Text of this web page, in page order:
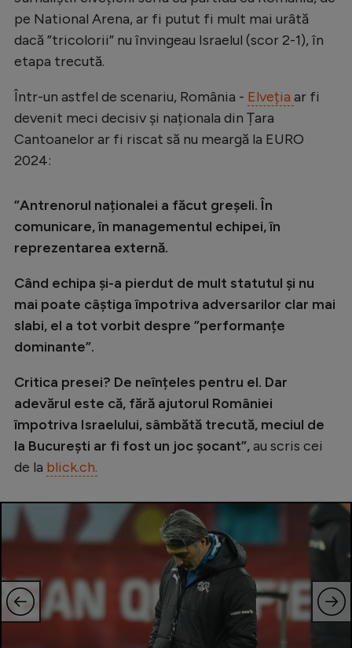
Alte sporturi
JO 2024
JO 2026
pe National Arena, ar fi putut fi mult mai urâtă
dacă ”tricolorii” nu învingeau Israelul (scor 2-1), în
etapa trecută.
Într-un astfel de scenariu, România - Elveția ar fi
devenit meci decisiv și naționala din Țara
Cantoanelor ar fi riscat să nu meargă la EURO
2024:
”Antrenorul naționalei a făcut greșeli. În
comunicare, în managementul echipei, în
reprezentarea externă.
Când echipa și-a pierdut de mult statutul și nu
mai poate câștiga împotriva adversarilor clar mai
slabi, el a tot vorbit despre ”performanțe
dominante”.
Critica presei? De neînțeles pentru el. Dar
adevărul este că, fără ajutorul României
împotriva Israelului, sâmbătă trecută, meciul de
la București ar fi fost un joc șocant”,au scris cei
de la blick.ch.